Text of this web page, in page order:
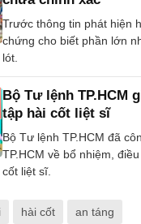
Trước thông tin phát hiện
chứng cho biết phần lớn
lót.
Bộ Tư lệnh
tập hài cốt liệt sĩ
Bộ Tư lệnh TP.HCM đã
TP.HCM về bổ nhiệm,
cốt liệt sĩ.
hài cốt an táng